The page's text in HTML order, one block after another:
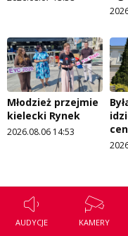
AUDYCJE KAMERY
Młodzież przejmie
kielecki Rynek
2026.08.06 14:53